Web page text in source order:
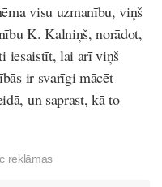
visu uzmanību, viņš
K. Kalniņš, norādot,
iesaistīt, lai arī viņš
ir svarīgi mācēt
un saprast, kā to
reklāmas